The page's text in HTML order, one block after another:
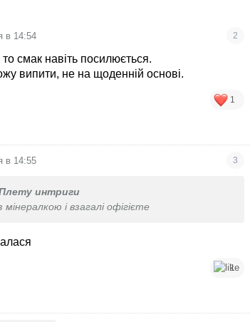
в 14:54 2
смак навіть посилюється.
випити, не на щоденній основі.
1
в 14:55 3
интриги
і взагалі офігієте
1